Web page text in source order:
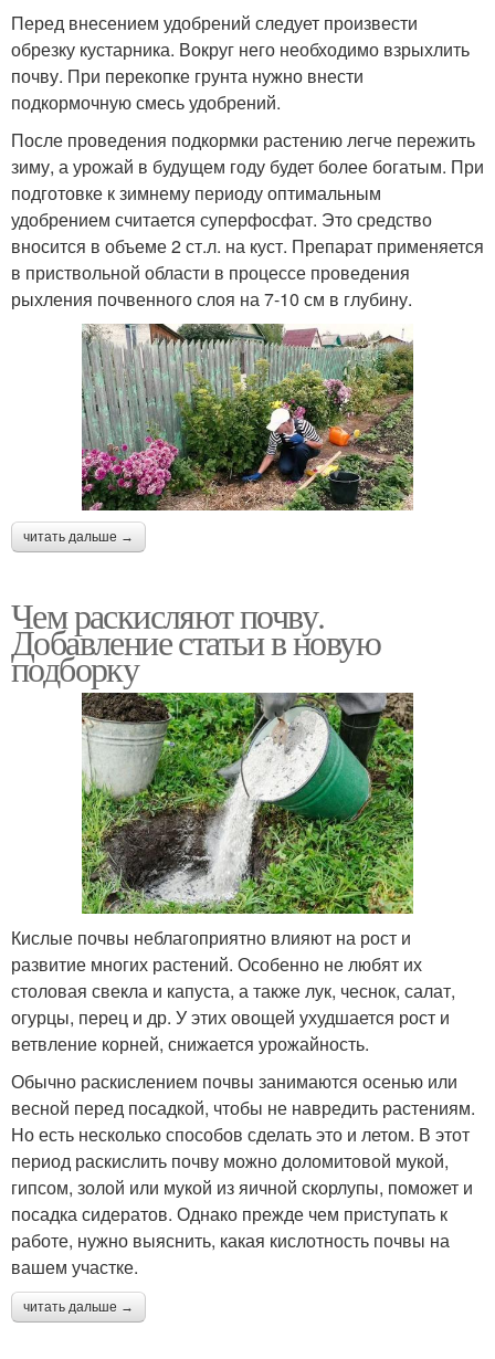
Перед внесением удобрений следует произвести
обрезку кустарника. Вокруг него необходимо взрыхлить
почву. При перекопке грунта нужно внести
подкормочную смесь удобрений.
После проведения подкормки растению легче пережить
зиму, а урожай в будущем году будет более богатым. При
подготовке к зимнему периоду оптимальным
удобрением считается суперфосфат. Это средство
вносится в объеме 2 ст.л. на куст. Препарат применяется
в приствольной области в процессе проведения
рыхления почвенного слоя на 7-10 см в глубину.
читать дальше →
Чем раскисляют почву.
Добавление статьи в новую
подборку
Кислые почвы неблагоприятно влияют на рост и
развитие многих растений. Особенно не любят их
столовая свекла и капуста, а также лук, чеснок, салат,
огурцы, перец и др. У этих овощей ухудшается рост и
ветвление корней, снижается урожайность.
Обычно раскислением почвы занимаются осенью или
весной перед посадкой, чтобы не навредить растениям.
Но есть несколько способов сделать это и летом. В этот
период раскислить почву можно доломитовой мукой,
гипсом, золой или мукой из яичной скорлупы, поможет и
посадка сидератов. Однако прежде чем приступать к
работе, нужно выяснить, какая кислотность почвы на
вашем участке.
читать дальше →